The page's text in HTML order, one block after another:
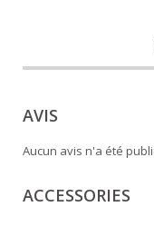
AVIS
Aucun avis n'a été
ACCESSORIES